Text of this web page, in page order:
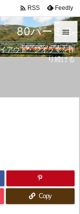
80パーミル
アウト・ジオラマを作
り続ける


メニュ
 RSS Feedly
Copy